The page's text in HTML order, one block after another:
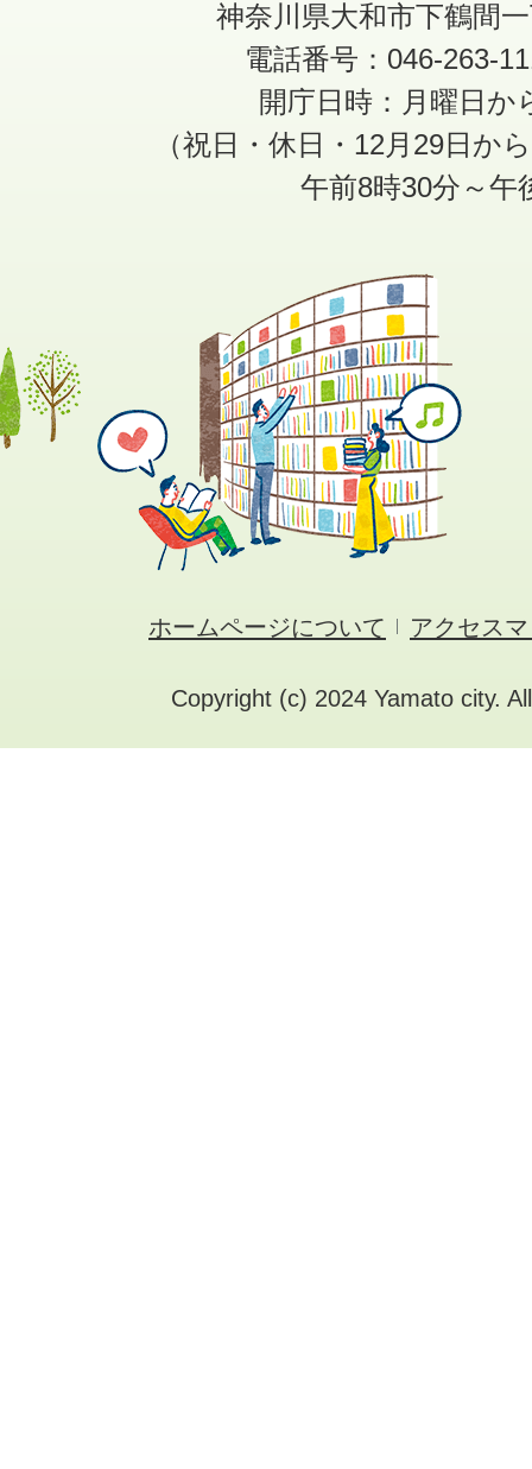
神奈川県大和市下鶴間
電話番号：046-263-
開庁日時：月曜日か
（祝日・休日・12月29日か
午前8時30分～午
ホームページについて アクセス
Copyright (c) 2024 Yamato city.